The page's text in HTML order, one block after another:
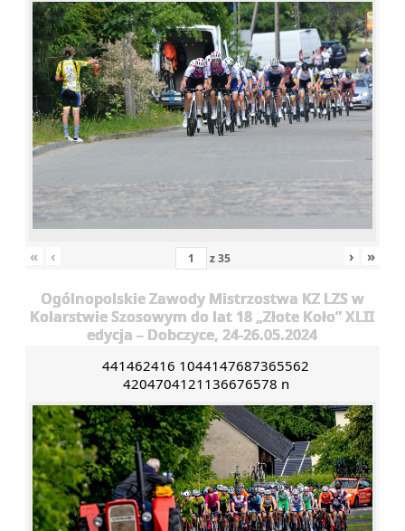
« ‹ z35 › »
Ogólnopolskie Zawody Mistrzostwa KZ LZS w
Kolarstwie Szosowym do lat 18 „Złote Koło” XLII
edycja – Dobczyce, 24-26.05.2024
441462416 1044147687365562
4204704121136676578 n